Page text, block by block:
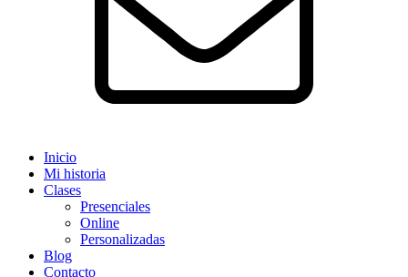
Inicio
Mi historia
Clases
Presenciales
Online
Personalizadas
Blog
Contacto